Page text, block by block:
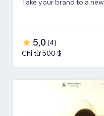
Take your brand to a
5,0 (4)
Chỉ từ 500 $